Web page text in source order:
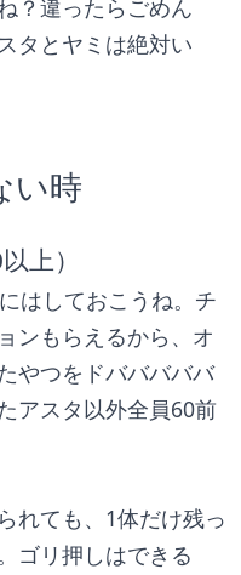
？違ったらごめん
タとヤミは絶対い
い時
上）
はしておこうね。チ
ンもらえるから、オ
やつをドバババババ
アスタ以外全員60前
れても、1体だけ残っ
ゴリ押しはできる